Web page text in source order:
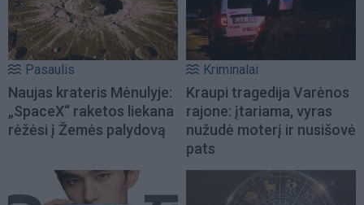
Pasaulis
Naujas krateris Mėnulyje:
„SpaceX“ raketos liekana
rėžėsi į Žemės palydovą
Kriminalai
Kraupi tragedija Varėnos
rajone: įtariama, vyras
nužudė moterį ir nusišovė
pats